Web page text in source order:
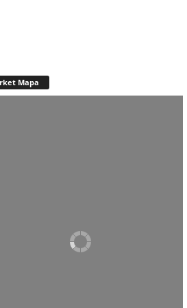
Mapa